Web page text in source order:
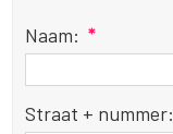
Naam: *
Straat + nummer: